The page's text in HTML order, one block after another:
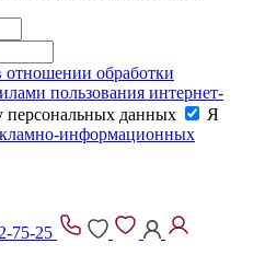
обработки
пользования интернет-
персональных данных
Я
информационных
75-25